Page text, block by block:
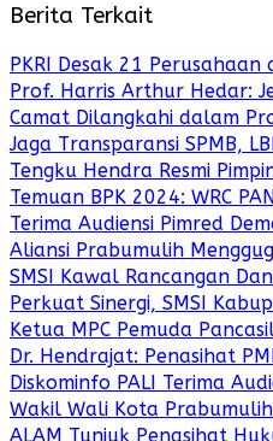
Berita Terkait
PKRI Desak 21
Prof. Harris Arthur Hedar:
Camat Dilangkahi dalam
Jaga Transparansi SPMB,
Tengku Hendra Resmi
Temuan BPK 2024: WRC
Terima Audiensi Pimred
Aliansi Prabumulih
SMSI Kawal Rancangan
Perkuat Sinergi, SMSI
Ketua MPC Pemuda
Dr. Hendrajat: Penasihat
Diskominfo PALI Terima
Wakil Wali Kota
ALAM Tunjuk Penasihat